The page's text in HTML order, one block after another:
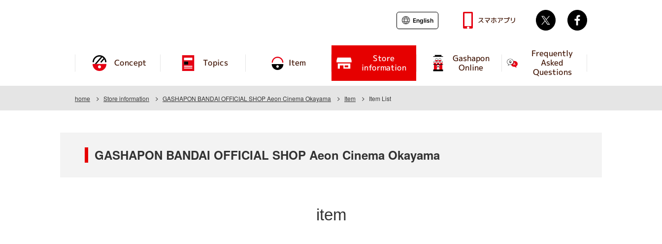
Concept Topics Item Store
information
Gashapon
Online
Frequently
Asked
Questions
English スマホアプリ Twitter
home Store information GASHAPON BANDAI OFFICIAL SHOP Aeon Cinema Okayama Item Item List
GASHAPON BANDAI OFFICIAL SHOP Aeon Cinema Okayama
item